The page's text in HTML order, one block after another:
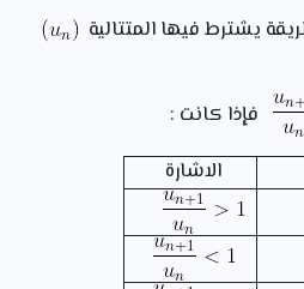
يشترط فيها المتتالية
فإذا كانت :
الاشارة